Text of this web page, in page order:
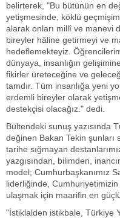
belirterek, "Bu bütünün en
yetişmesinde, köklü
alarak onları millî ve manevi
bireyler hâline getirmeyi ve
hedeflemekteyiz.
dünyaya, insanlığın
fikirler üreteceğine ve
tamdır. Tüm insanlığa yeni
erdemli bireyler olarak
destekçisi olacağız." dedi.
Bültendeki sunuş yazısında
değinen Bakan Tekin şunları
tarihe sığmayan
yazgısından, bilimden,
model; Cumhurbaşkanımız
liderliğinde, Cumhuriyetimizin
ulaşmak için maarifin en
"İstiklalden istikbale, Türkiye